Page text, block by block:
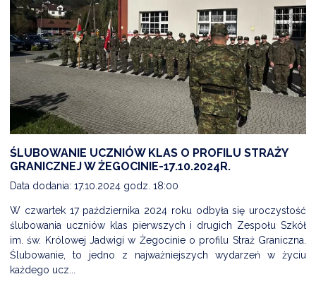
ŚLUBOWANIE UCZNIÓW KLAS O PROFILU STRAŻY
GRANICZNEJ W ŻEGOCINIE-17.10.2024R.
Data dodania: 17.10.2024 godz. 18:00
W czwartek 17 października 2024 roku odbyła się uroczystość
ślubowania uczniów klas pierwszych i drugich Zespołu Szkół
im. św. Królowej Jadwigi w Żegocinie o profilu Straż Graniczna.
Ślubowanie, to jedno z najważniejszych wydarzeń w życiu
każdego ucz...